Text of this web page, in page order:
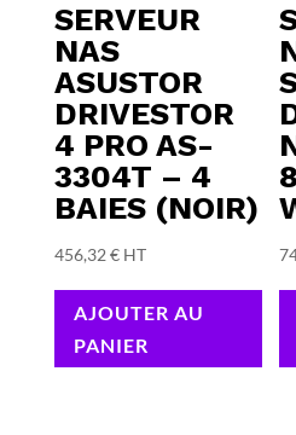
SERVEUR
NAS
ASUSTOR
DRIVESTOR
4 PRO AS-
3304T – 4
BAIES (NOIR)
456,32 € HT
AJOUTER AU
PANIER